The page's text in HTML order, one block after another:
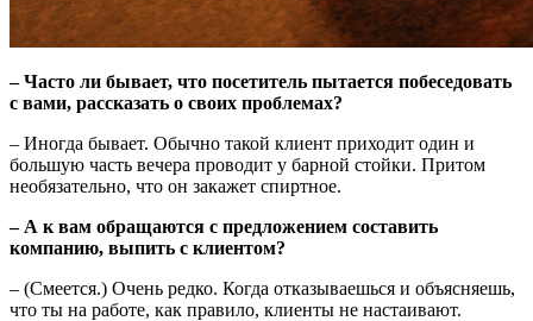
– Часто ли бывает, что посетитель пытается побеседовать
с вами, рассказать о своих проблемах?
– Иногда бывает. Обычно такой клиент приходит один и
большую часть вечера проводит у барной стойки. Притом
необязательно, что он закажет спиртное.
– А к вам обращаются с предложением составить
компанию, выпить с клиентом?
– (Смеется.) Очень редко. Когда отказываешься и объясняешь,
что ты на работе, как правило, клиенты не настаивают.